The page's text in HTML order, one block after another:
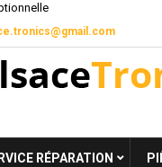
RÉPARATION